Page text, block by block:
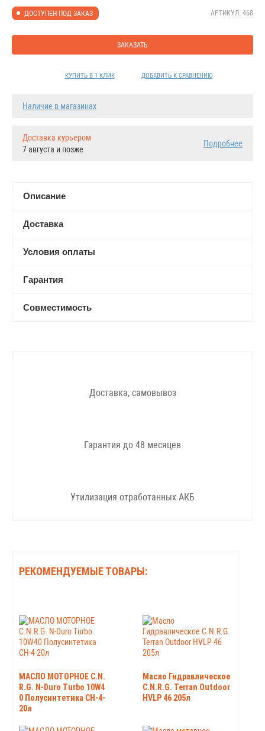
ДОСТУПЕН ПОД ЗАКАЗ АРТИКУЛ: 468
ЗАКАЗАТЬ
КУПИТЬ В 1 КЛИК ДОБАВИТЬ К СРАВНЕНИЮ
Наличие в магазинах
Доставка курьером
7 августа и позже
Подробнее
Описание
Доставка
Условия оплаты
Гарантия
Совместимость
Доставка, самовывоз
Гарантия до 48 месяцев
Утилизация отработанных АКБ
РЕКОМЕНДУЕМЫЕ ТОВАРЫ:
МАСЛО МОТОРНОЕ C.N.
R.G. N-Duro Turbo 10W4
0 Полусинтетика CH-4-
20л
Масло Гидравлическое
C.N.R.G. Terran Outdoor
HVLP 46 205л